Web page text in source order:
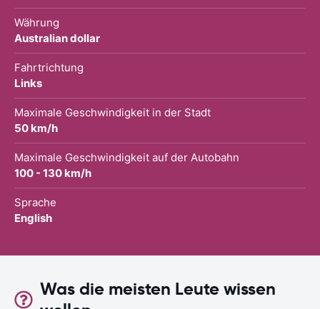
Währung
Australian dollar
Fahrtrichtung
Links
Maximale Geschwindigkeit in der Stadt
50 km/h
Maximale Geschwindigkeit auf der Autobahn
100 - 130 km/h
Sprache
English
Was die meisten Leute wissen